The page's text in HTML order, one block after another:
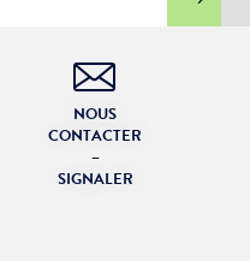
NOUS
CONTACTER
–
SIGNALER